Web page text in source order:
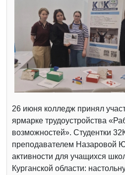
26 июня колледж принял
ярмарке трудоустройства
возможностей». Студентки
преподавателем Назаровой
активности для учащихся
Курганской области: